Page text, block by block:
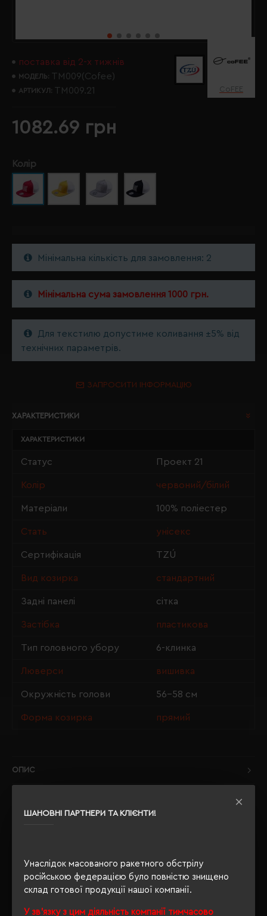
ШАНОВНІ ПАРТНЕРИ ТА КЛІЄНТИ!
Унаслідок масованого ракетного обстрілу
російською федерацією було повністю знищено
склад готової продукції нашої компанії.
У зв'язку з цим діяльність компанії тимчасово
поставка від 2-х тижнів
МОДЕЛЬ: TM009(Cofee)
АРТИКУЛ: TM009.21 CoFEE
1082.69 грн
Колір
Мінімальна кількість для замовлення: 2
Мінімальна сума замовлення 1000 грн.
Для текстилю допустиме коливання ±5% від
технічних параметрів.
ЗАПРОСИТИ ІНФОРМАЦІЮ
ХАРАКТЕРИСТИКИ
ХАРАКТЕРИСТИКИ
Статус Проект 21
Колір червоний/білий
Матеріали 100% поліестер
Стать унісекс
Сертифікація TZÚ
Вид козирка стандартний
Задні панелі сітка
Застібка пластикова
Тип головного убору 6-клинка
Люверси вишивка
Окружність голови 56-58 см
Форма козирка прямий
ОПИС
РЕКОМЕНДУЄМО